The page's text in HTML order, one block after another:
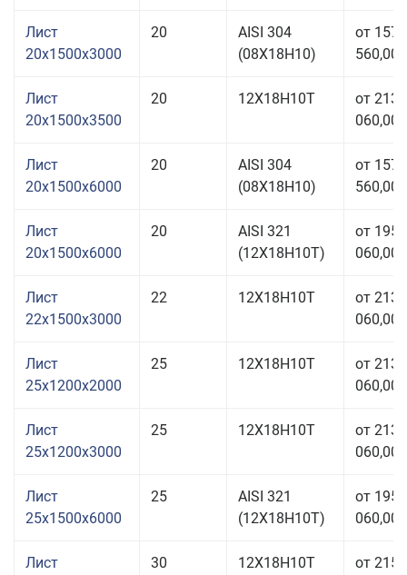
Лист
20x1500x3000
20
AISI 304
(08Х18Н10)
от 157
560,00
Лист
20x1500x3500
20 12Х18Н10Т
от 213
060,00
Лист
20x1500x6000
20
AISI 304
(08Х18Н10)
от 157
560,00
Лист
20x1500x6000
20
AISI 321
(12Х18Н10Т)
от 195
060,00
Лист
22x1500x3000
22 12Х18Н10Т
от 213
060,00
Лист
25x1200x2000
25 12Х18Н10Т
от 213
060,00
Лист
25x1200x3000
25 12Х18Н10Т
от 213
060,00
Лист
25x1500x6000
25
AISI 321
(12Х18Н10Т)
от 195
060,00
Лист
30 12Х18Н10Т
от 215